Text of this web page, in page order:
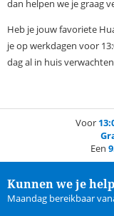
dan helpen we je graag
Heb je jouw favoriete
je op werkdagen voor
dag al in huis
Voor
Een
Kunnen we je
Maandag bereikbaar